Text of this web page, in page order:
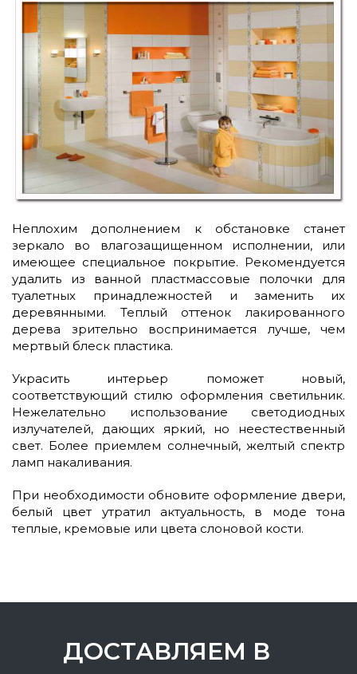
Неплохим дополнением к обстановке станет
зеркало во влагозащищенном исполнении, или
имеющее специальное покрытие. Рекомендуется
удалить из ванной пластмассовые полочки для
туалетных принадлежностей и заменить их
деревянными. Теплый оттенок лакированного
дерева зрительно воспринимается лучше, чем
мертвый блеск пластика.
Украсить интерьер поможет новый,
соответствующий стилю оформления светильник.
Нежелательно использование светодиодных
излучателей, дающих яркий, но неестественный
свет. Более приемлем солнечный, желтый спектр
ламп накаливания.
При необходимости обновите оформление двери,
белый цвет утратил актуальность, в моде тона
теплые, кремовые или цвета слоновой кости.
ДОСТАВЛЯЕМ В